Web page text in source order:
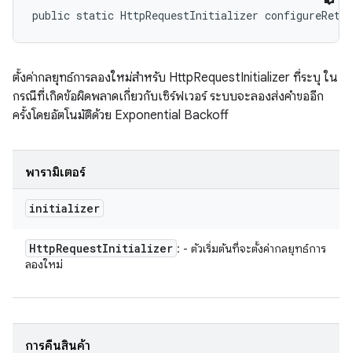
public static HttpRequestInitializer
ตั้งค่ากลยุทธ์การลองใหม่สำหรับ HttpRequestInitializer ที่ระบุ ใน
กรณีที่เกิดข้อผิดพลาดเกี่ยวกับเซิร์ฟเวอร์ ระบบจะลองส่งคำขออีก
ครั้งโดยอัตโนมัติด้วย Exponential Backoff
พารามิเตอร์
initializer
HttpRequestInitializer : - ตัวเริ่มต้นที่จะตั้งค่ากลยุทธ์การ
ลองใหม่
การคืนสินค้า